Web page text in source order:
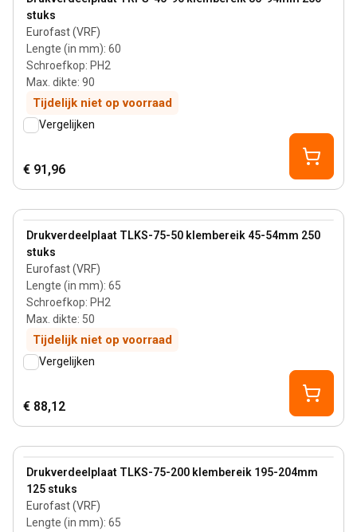
stuks
Eurofast (VRF)
Lengte (in mm): 60
Schroefkop: PH2
Max. dikte: 90
Tijdelijk niet op voorraad
Vergelijken
€ 91,96
Drukverdeelplaat TLKS-75-50 klembereik 45-54mm 250
stuks
Eurofast (VRF)
Lengte (in mm): 65
Schroefkop: PH2
Max. dikte: 50
Tijdelijk niet op voorraad
View product
Vergelijken
€ 88,12
Drukverdeelplaat TLKS-75-200 klembereik 195-204mm
125 stuks
Eurofast (VRF)
Lengte (in mm): 65
View product